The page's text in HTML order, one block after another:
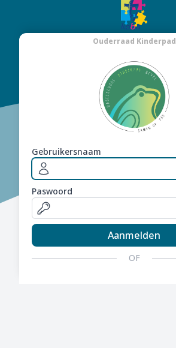
Ouderraad Kinderpad
Gebruikersnaam
Paswoord
Aanmelden
OF